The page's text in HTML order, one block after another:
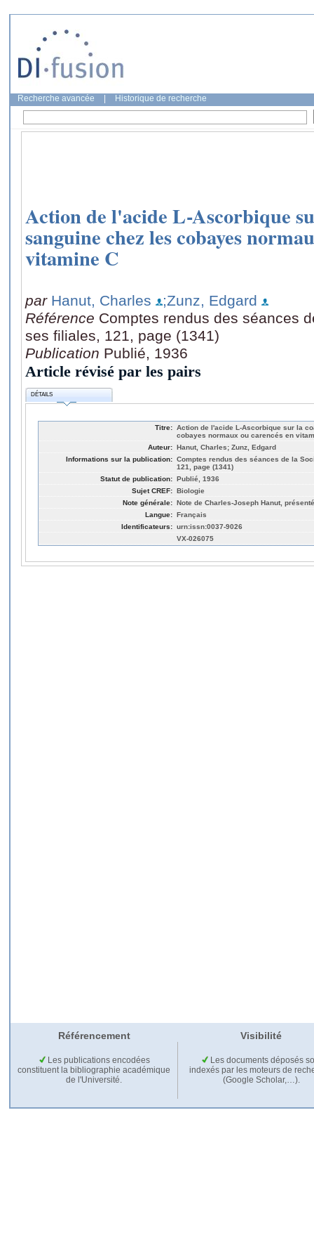
Recherche avancée Historique de recherche
Action de l'acide L-Ascorbique
sanguine chez les cobayes
vitamine C
par Hanut, Charles
;Zunz, Edgard
Référence Comptes rendus des séances
ses filiales, 121, page (1341)
Publication Publié, 1936
Article révisé par les pairs
DÉTAILS
Titre: Action de l'acide L-Ascorbique sur la
cobayes normaux ou carencés en
Auteur: Hanut, Charles; Zunz, Edgard
Informations sur la publication: Comptes rendus des séances de la
121, page (1341)
Statut de publication: Publié, 1936
Sujet CREF: Biologie
Note générale: Note de Charles-Joseph Hanut,
Langue: Français
Identificateurs: urn:issn:0037-9026
VX-026075
Référencement Visibilité
Les publications encodées
constituent la bibliographie académique
de l'Université.
Les documents déposés
indexés par les moteurs de
(Google Scholar,…).